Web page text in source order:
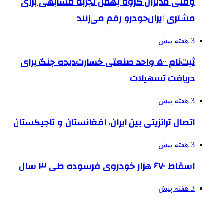
مشتری ایران‌خودرو رقم می‌زنند
3 هفته پیش
ثبت‌نام ۵۰۰ واحد صنعتی خسارت‌دیده جنگ برای
دریافت تسهیلات
3 هفته پیش
اتصال ترانزیتی بین ایران، افغانستان و تاجیکستان
3 هفته پیش
اسقاط ۶۷۰ هزار خودروی فرسوده طی ۳ سال
3 هفته پیش